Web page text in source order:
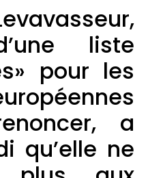
liste
pour les
a
qu’elle ne